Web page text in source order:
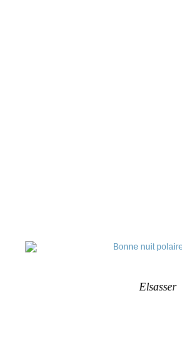
Elsasser